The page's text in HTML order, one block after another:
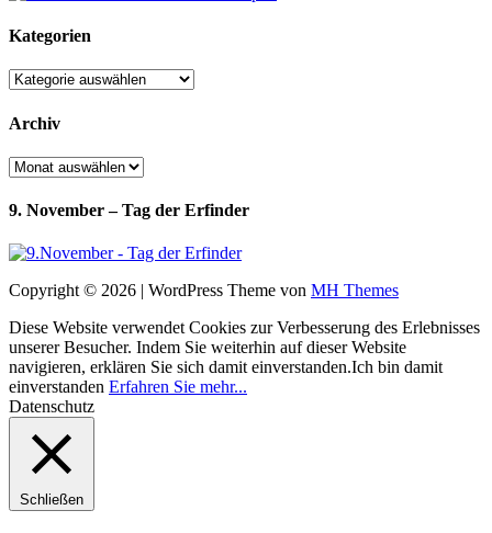
Kategorien
Kategorien
Archiv
Archiv
9. November – Tag der Erfinder
Copyright © 2026 | WordPress Theme von MH Themes
Diese Website verwendet Cookies zur Verbesserung des Erlebnisses
unserer Besucher. Indem Sie weiterhin auf dieser Website
navigieren, erklären Sie sich damit einverstanden.Ich bin damit
einverstanden Erfahren Sie mehr...
Datenschutz
Schließen